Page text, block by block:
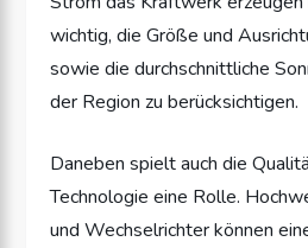
wichtig, die Größe und
sowie die durchschnittliche
der Region zu berücksichtigen.
Daneben spielt auch die
Technologie eine Rolle.
und Wechselrichter können